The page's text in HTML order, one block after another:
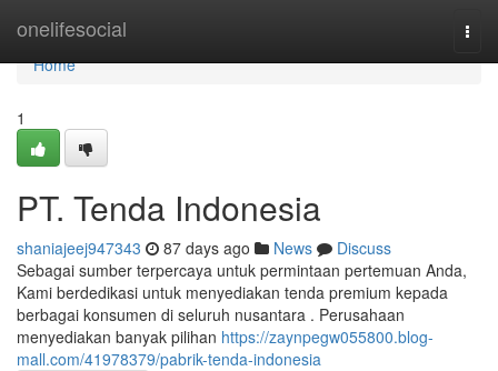
onelifesocial
Home
Home
1
PT. Tenda Indonesia
shaniajeej947343 87 days ago News
Discuss
Sebagai sumber terpercaya untuk permintaan pertemuan Anda,
Kami berdedikasi untuk menyediakan tenda premium kepada
berbagai konsumen di seluruh nusantara . Perusahaan
menyediakan banyak pilihan https://zaynpegw055800.blog-
mall.com/41978379/pabrik-tenda-indonesia